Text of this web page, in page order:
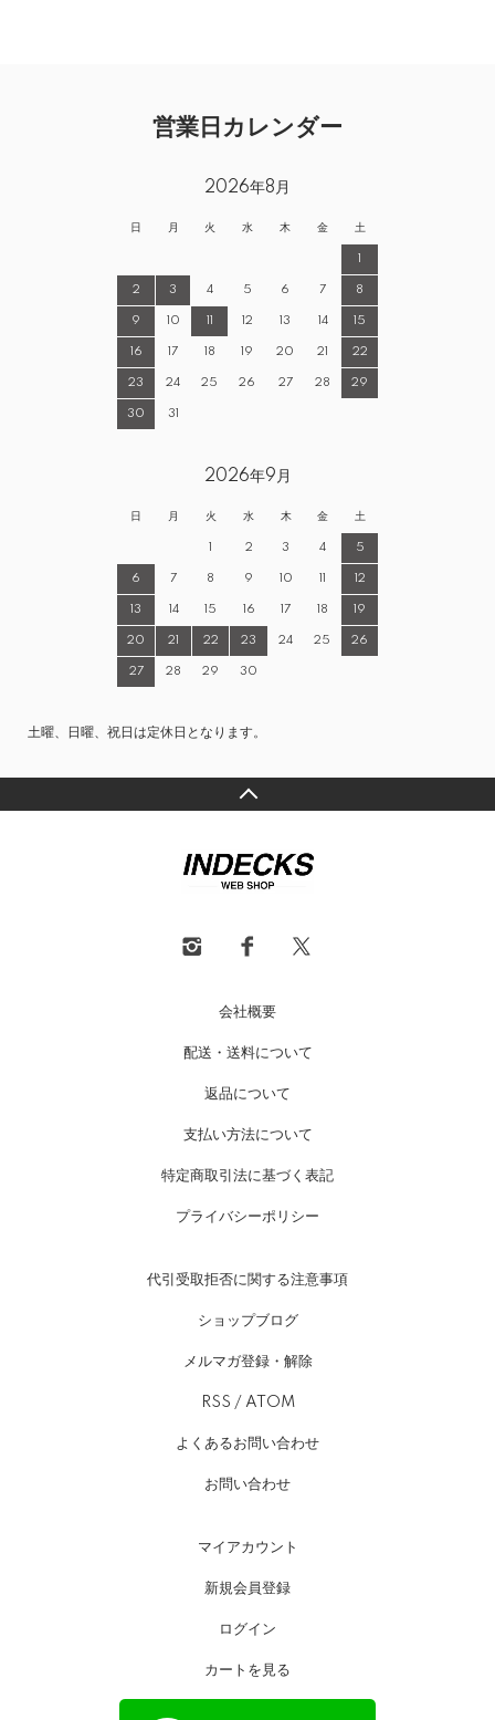
営業日カレンダー
2026年8月
日 月 火 水 木 金 土
1
2 3 4 5 6 7 8
9 10 11 12 13 14 15
16 17 18 19 20 21 22
23 24 25 26 27 28 29
30 31
2026年9月
日 月 火 水 木 金 土
1 2 3 4 5
6 7 8 9 10 11 12
13 14 15 16 17 18 19
20 21 22 23 24 25 26
27 28 29 30
土曜、日曜、祝日は定休日となります。
会社概要
配送・送料について
返品について
支払い方法について
特定商取引法に基づく表記
プライバシーポリシー
代引受取拒否に関する注意事項
ショップブログ
メルマガ登録・解除
RSS / ATOM
よくあるお問い合わせ
お問い合わせ
マイアカウント
新規会員登録
ログイン
カートを見る